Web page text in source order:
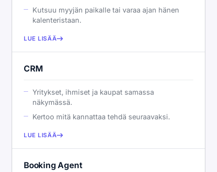
Kutsuu myyjän paikalle tai varaa ajan hänen
kalenteristaan.
LUE LISÄÄ
CRM
Yritykset, ihmiset ja kaupat samassa
näkymässä.
Kertoo mitä kannattaa tehdä seuraavaksi.
LUE LISÄÄ
Booking Agent